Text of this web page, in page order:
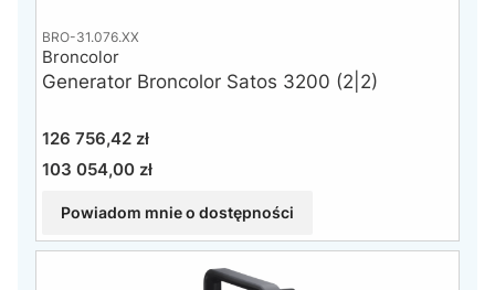
BRO-31.076.XX
Generator Broncolor Satos 3200 (2|2)
Broncolor
Cena
126 756,42 zł
Cena
103 054,00 zł
Powiadom mnie o dostępności